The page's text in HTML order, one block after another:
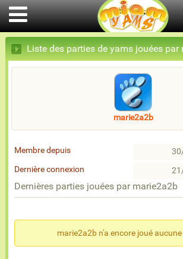
Liste des parties de yams jouées par
marie2a2b
Membre depuis
Dernière connexion
Dernières parties jouées par marie2a2b
marie2a2b n'a encore joué